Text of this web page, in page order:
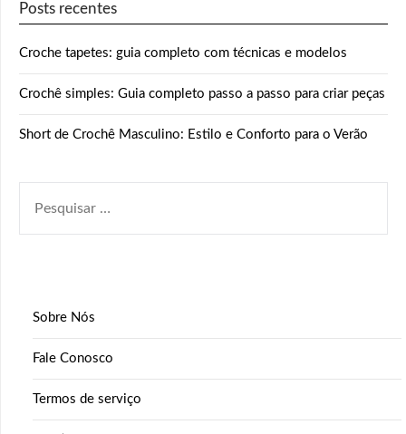
Posts recentes
Croche tapetes: guia completo com técnicas e modelos
Crochê simples: Guia completo passo a passo para criar peças
Short de Crochê Masculino: Estilo e Conforto para o Verão
POR:
Sobre Nós
Fale Conosco
Termos de serviço